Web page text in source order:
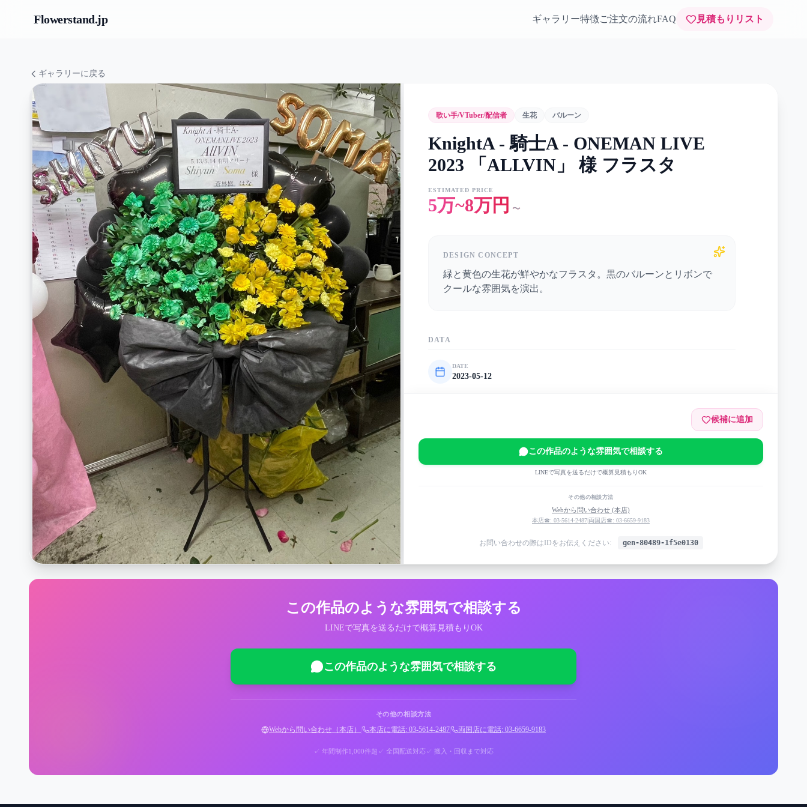
Flowerstand.jp ギャラリー特徴ご注文の流れFAQ 見積もりリスト
ギャラリーに戻る
歌い手/VTuber/配信者 生花 バルーン
KnightA - 騎士A - ONEMAN LIVE
2023 「ALLVIN」 様 フラスタ
ESTIMATED PRICE
5万~8万円 〜
DESIGN CONCEPT
緑と黄色の生花が鮮やかなフラスタ。黒のバルーンとリボンで
クールな雰囲気を演出。
DATA
DATE
2023-05-12
MAIN COLOR
候補に追加
この作品のような雰囲気で相談する
LINEで写真を送るだけで概算見積もりOK
その他の相談方法
Webから問い合わせ (本店)
本店☎: 03-5614-2487|両国店☎: 03-6659-9183
お問い合わせの際はIDをお伝えください: gen-80489-1f5e0130
この作品のような雰囲気で相談する
LINEで写真を送るだけで概算見積もりOK
この作品のような雰囲気で相談する
その他の相談方法
Webから問い合わせ（本店） 本店に電話: 03-5614-2487 両国店に電話: 03-6659-9183
✓ 年間制作1,000件超 ✓ 全国配送対応✓ 搬入・回収まで対応